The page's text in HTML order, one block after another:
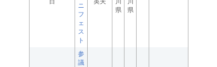
ニ
フ
ェ
ス
ト
県
県
参
議